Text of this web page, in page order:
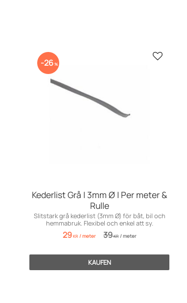
Kederlist Grå | 3mm Ø | Per meter &
Rulle
Slitstark grå kederlist (3mm Ø) för båt, bil och
hemmabruk. Flexibel och enkel att sy.
29KR /meter 39KR /meter
26% Zu
KAUFEN